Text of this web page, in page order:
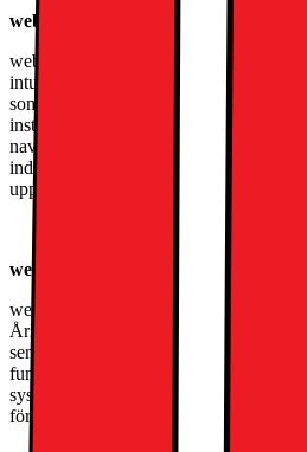
webOS: En personaliserad Smart
webOS är designat för att göra din
intuitiv. Systemet ger dig ett enkelt och
som fokuserar på dina favoritappar, ditt
inställningar. Med anpassade
navigation anpassar sig webOS efter
individuella användarprofiler kan få en
upplevelse.
webOS re:new: Håller din TV
webOS re:new håller din TV
Årliga fullständiga systemuppdateringar
senaste versionen av webOS utan
funktionerna! Efter fem år har du
systemuppdateringar du behöver och
för många fler år!